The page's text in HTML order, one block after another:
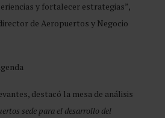
y fortalecer estrategias”,
de Aeropuertos y Negocio
destacó la mesa de análisis
sede para el desarrollo del